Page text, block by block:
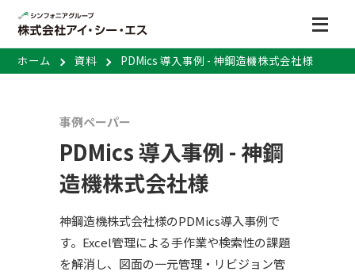
ホーム 資料 PDMics 導入事例 - 神鋼造機株式会社様
事例ペーパー
PDMics 導入事例 - 神鋼
造機株式会社様
神鋼造機株式会社様のPDMics導入事例で
す。Excel管理による手作業や検索性の課題
を解消し、図面の一元管理・リビジョン管